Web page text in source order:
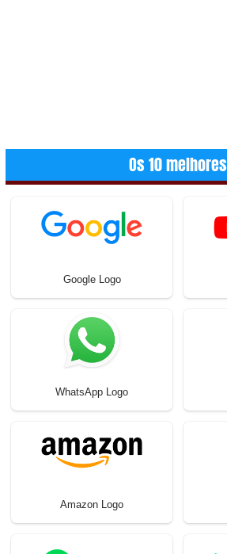
Os 10 melhores
Google Logo
WhatsApp Logo
Amazon Logo